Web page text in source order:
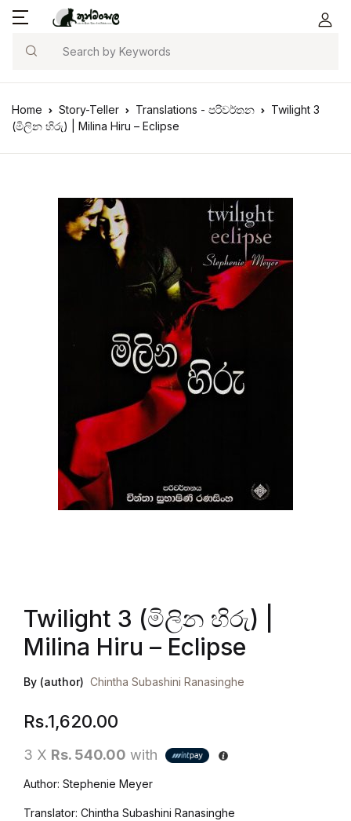
Search
Home Story-Teller Translations - පරිවර්තන
Twilight 3
(මිලින හිරු) | Milina Hiru – Eclipse
Twilight 3 (මිලින හිරු) |
Milina Hiru – Eclipse
By (author) Chintha Subashini Ranasinghe
Rs.1,620.00
3 X Rs. 540.00 with
Author: Stephenie Meyer
Translator: Chintha Subashini Ranasinghe